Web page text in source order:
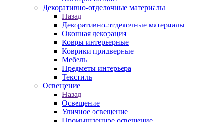
Декоративно-отделочные материалы
Назад
Декоративно-отделочные материалы
Оконная декорация
Ковры интерьерные
Коврики придверные
Мебель
Предметы интерьера
Текстиль
Освещение
Назад
Освещение
Уличное освещение
Промышленное освещение